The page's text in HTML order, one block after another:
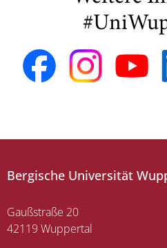
Bergische Universität
Gaußstraße 20
42119 Wuppertal